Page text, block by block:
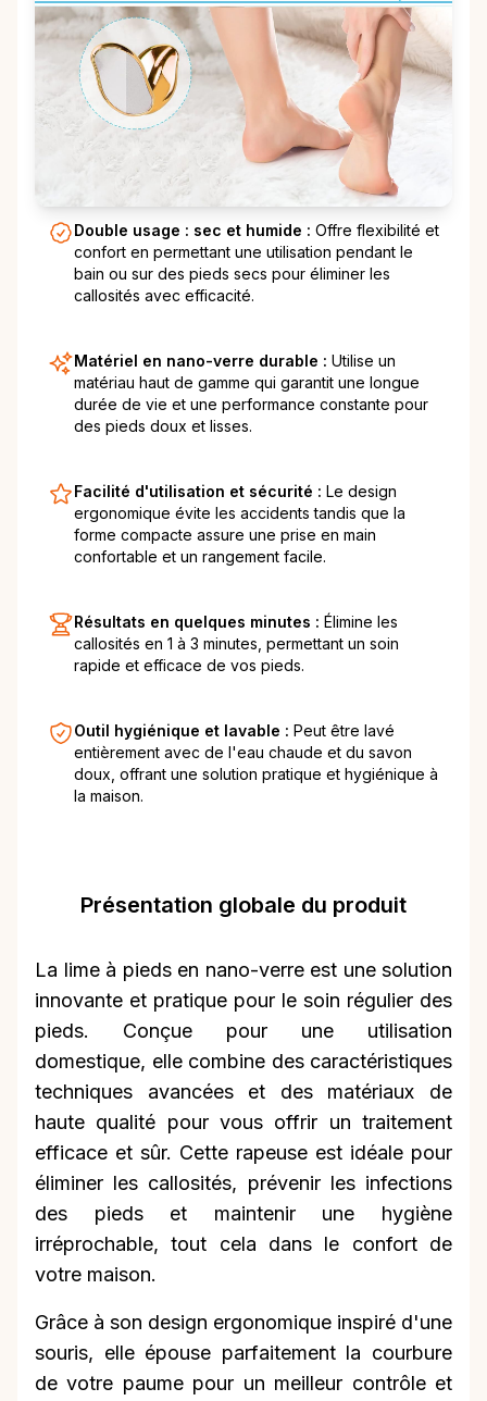
Double usage : sec et humide : Offre flexibilité et
confort en permettant une utilisation pendant le
bain ou sur des pieds secs pour éliminer les
callosités avec efficacité.
Matériel en nano-verre durable : Utilise un
matériau haut de gamme qui garantit une longue
durée de vie et une performance constante pour
des pieds doux et lisses.
Facilité d'utilisation et sécurité : Le design
ergonomique évite les accidents tandis que la
forme compacte assure une prise en main
confortable et un rangement facile.
Résultats en quelques minutes : Élimine les
callosités en 1 à 3 minutes, permettant un soin
rapide et efficace de vos pieds.
Outil hygiénique et lavable : Peut être lavé
entièrement avec de l'eau chaude et du savon
doux, offrant une solution pratique et hygiénique à
la maison.
Présentation globale du produit
La lime à pieds en nano-verre est une solution
innovante et pratique pour le soin régulier des
pieds. Conçue pour une utilisation
domestique, elle combine des caractéristiques
techniques avancées et des matériaux de
haute qualité pour vous offrir un traitement
efficace et sûr. Cette rapeuse est idéale pour
éliminer les callosités, prévenir les infections
des pieds et maintenir une hygiène
irréprochable, tout cela dans le confort de
votre maison.
Grâce à son design ergonomique inspiré d'une
souris, elle épouse parfaitement la courbure
de votre paume pour un meilleur contrôle et